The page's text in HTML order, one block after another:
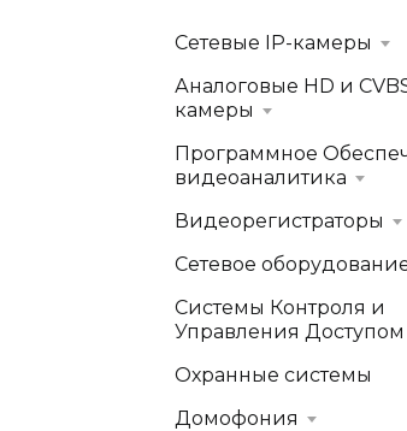
Сетевые IP-камеры
Аналоговые HD и
камеры
Программное
видеоаналитика
Видеорегистраторы
Сетевое
Системы Контроля и
Управления Доступом
Охранные системы
Домофония